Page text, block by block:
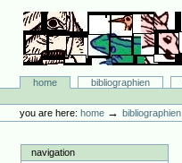
content.
navigation
Bibliographie-Portal
Sectionshome bibliographien
tools
you are here: home →bibliographien
navigation